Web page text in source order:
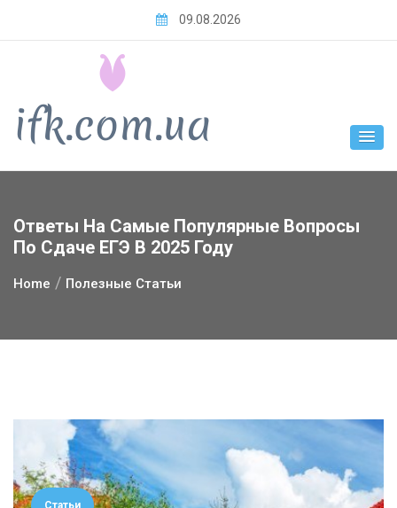
09.08.2026
Ответы На Самые Популярные Вопросы
По Сдаче ЕГЭ В 2025 Году
Home Полезные Статьи
Статьи